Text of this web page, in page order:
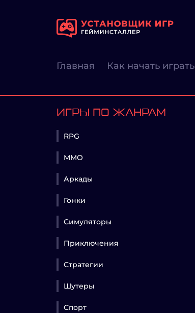
Главная Как начать играть
ИГРЫ ПО ЖАНРАМ
RPG
MMO
Аркады
Гонки
Симуляторы
Приключения
Стратегии
Шутеры
Спорт